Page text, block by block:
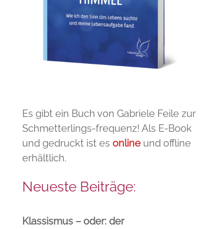
Es gibt ein Buch von Gabriele Feile zur
Schmetterlings-frequenz! Als E-Book
und gedruckt ist es online und offline
erhältlich.
Neueste Beiträge:
Klassismus – oder: der